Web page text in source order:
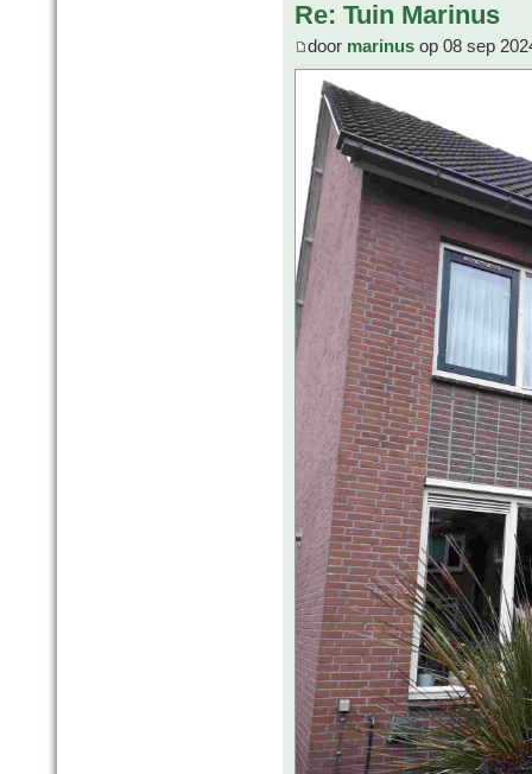
Re: Tuin Marinus
door marinus op 08 sep